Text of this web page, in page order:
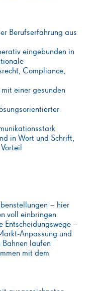
Berufserfahrung aus
eingebunden in
Compliance,
einer gesunden
in Wort und Schrift,
– hier
voll einbringen
Entscheidungswege –
Anpassung und
laufen
mit dem